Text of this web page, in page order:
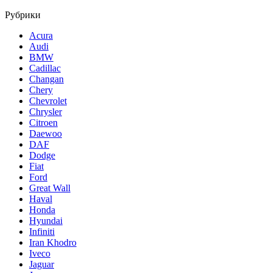
Рубрики
Acura
Audi
BMW
Cadillac
Changan
Chery
Chevrolet
Chrysler
Citroen
Daewoo
DAF
Dodge
Fiat
Ford
Great Wall
Haval
Honda
Hyundai
Infiniti
Iran Khodro
Iveco
Jaguar